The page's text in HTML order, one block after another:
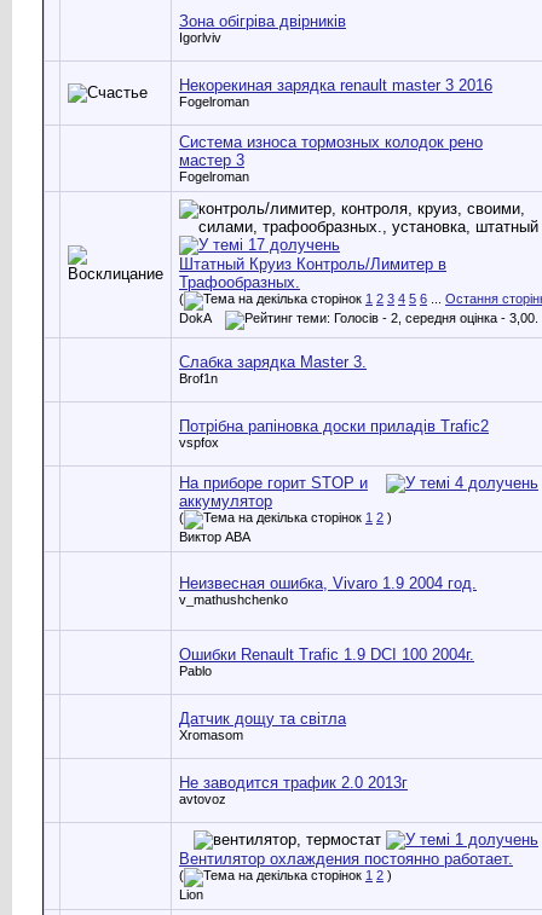
Зона обігріва двірників
Igorlviv
Некорекиная зарядка renault master 3 2016
Fogelroman
Система износа тормозных колодок рено
мастер 3
Fogelroman
Штатный Круиз Контроль/Лимитер в
Трафообразных.
( 1 2 3 4 5 6
Остання
DokA
Слабка зарядка Master 3.
Brof1n
Потрібна рапіновка доски приладів Trafic2
vspfox
На приборе горит STOP и
аккумулятор
( 1 2 )
Виктор АВА
Неизвесная ошибка, Vivaro 1.9 2004 год.
v_mathushchenko
Ошибки Renault Trafic 1.9 DCI 100 2004г.
Pablo
Датчик дощу та світла
Xromasom
Не заводится трафик 2.0 2013г
avtovoz
Вентилятор охлаждения постоянно работает.
( 1 2 )
Lion